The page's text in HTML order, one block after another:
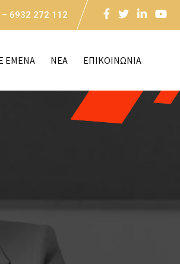
6932 272 112
ΕΜΕΝΑ NEA ΕΠΙΚΟΙΝΩΝΙΑ